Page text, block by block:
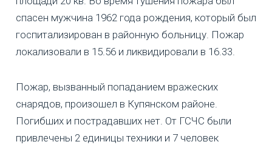
спасен мужчина 1962 года рождения, который был
госпитализирован в районную больницу. Пожар
локализовали в 15.56 и ликвидировали в 16.33.
Пожар, вызванный попаданием вражеских
снарядов, произошел в Купянском районе.
Погибших и пострадавших нет. От ГСЧС были
привлечены 2 единицы техники и 7 человек